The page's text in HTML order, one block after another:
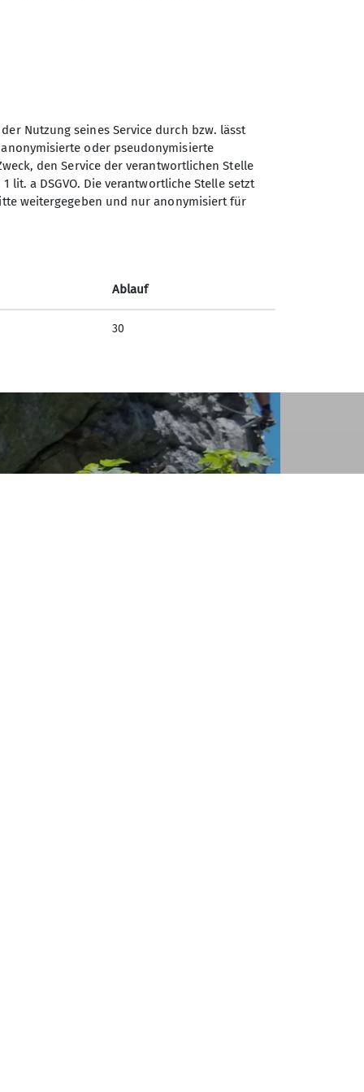
Meter über Grund befindliche
traumhaften Panorama belohnt,
Ausgesetztheit und das erlernte
und wurzeligen Geländes schnell
erfordern.
Lorenz im Biergarten einkehrte. Hier
sich einig, dass der Kurs ihren Einstieg
Menge Tipps und Tricks rund ums
Nutzung seines Service durch bzw. lässt
oder pseudonymisierte
den Service der verantwortlichen Stelle
a DSGVO. Die verantwortliche Stelle setzt
weitergegeben und nur anonymisiert für
Ablauf
30